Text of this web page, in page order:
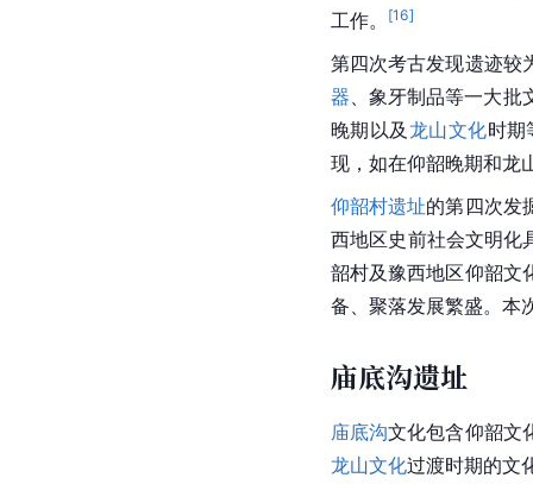
工作。
[16]
第四次考古发现遗迹较
器 、象牙制品等一大
晚期以及 龙山文化时期
现，如在仰韶晚期和龙
仰韶村遗址的第四次发
西地区史前社会文明化
韶村及豫西地区仰韶文
备、聚落发展繁盛。本
庙底沟遗址
庙底沟文化包含仰韶文
龙山文化过渡时期的文